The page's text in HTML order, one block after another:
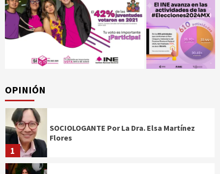
OPINIÓN
1
SOCIOLOGANTE Por La Dra. Elsa Martínez
Flores